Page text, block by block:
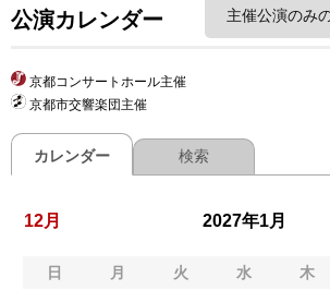
公演カレンダー 主催公演のみ
京都コンサートホール主催
京都市交響楽団主催
カレンダー 検索
12月 2027年1月
日 月 火 水 木